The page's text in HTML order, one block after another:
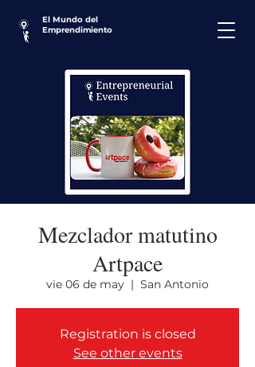
El Mundo del
Emprendimiento
Mezclador matutino
Artpace
vie 06 de may
  |
San Antonio
Registration is closed
See other events